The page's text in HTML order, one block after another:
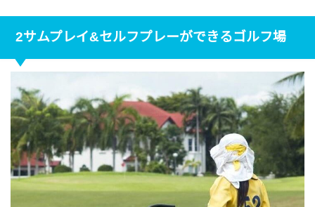
2サムプレイ&セルフプレーができるゴルフ場